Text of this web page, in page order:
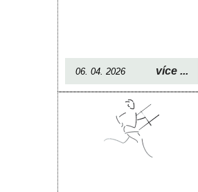
06. 04. 2026 více ...